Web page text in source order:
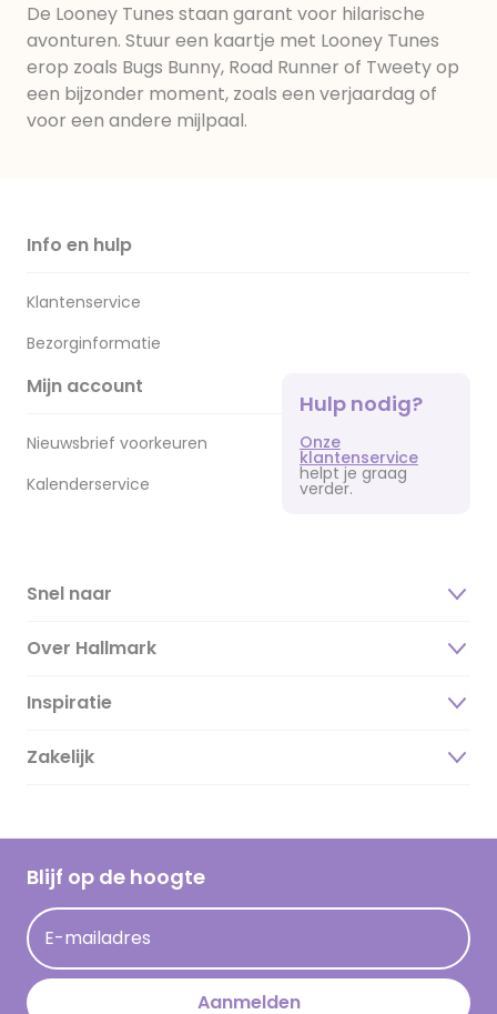
De Looney Tunes staan garant voor hilarische
avonturen. Stuur een kaartje met Looney Tunes
erop zoals Bugs Bunny, Road Runner of Tweety op
een bijzonder moment, zoals een verjaardag of
voor een andere mijlpaal.
Info en hulp
Klantenservice
Bezorginformatie
Mijn account
Nieuwsbrief voorkeuren
Kalenderservice
Hulp nodig?
Onze
klantenservice
helpt je graag
verder.
Snel naar
Over Hallmark
Over ons
Duurzaamheid
Hallmark Kaartclub
Acties
Persberichten
Hallmark en Kinderpostzegels
Inspiratie
Magazine
Cadeau inspiratie
Kaartinspiratie
Zakelijk
Blijf op de hoogte
E-mailadres
Aanmelden